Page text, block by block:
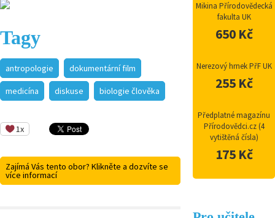
Tagy
antropologie dokumentární film
medicína diskuse biologie člověka
1x
Zajímá Vás tento obor? Klikněte a dozvíte se
více informací
Mikina Přírodovědecká
fakulta UK
650 Kč
Nerezový hrnek PřF UK
255 Kč
Předplatné magazínu
Přírodovědci.cz (4
vytištěná čísla)
175 Kč